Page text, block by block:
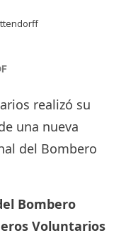
realizó su
una nueva
del Bombero
Bombero
Voluntarios